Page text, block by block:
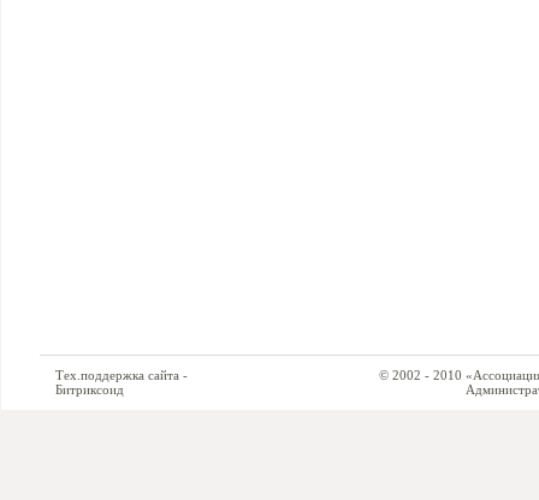
Тех.поддержка сайта -
Битриксоид
© 2002 - 2010 «Ассоциация